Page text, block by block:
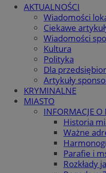
AKTUALNOŚCI
Wiadomości
Ciekawe
Wiadomości
Kultura
Polityka
Dla
Artykuły
KRYMINALNE
MIASTO
INFORMACJE O
Historia
Ważne
Parafie i
Rozkłady